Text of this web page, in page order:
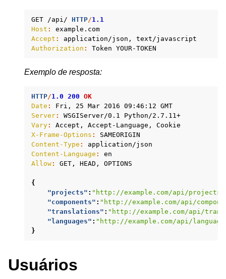
GET /api/ HTTP/1.1
Host :
example.com
Accept :
application/json, text/javascript
Authorization : Token YOUR-TOKEN
Exemplo de resposta:
HTTP/1.0 200 OK
Date :
Fri, 25 Mar 2016 09:46:12 GMT
Server:
WSGIServer/0.1 Python/2.7.11+
Vary:
Accept, Accept-Language, Cookie
X-Frame-Options :
SAMEORIGIN
Content-Type :
application/json
Content-Language :
en
Allow: GET, HEAD, OPTIONS
{
"projects" : "http://example.com/api/
"components" : "http://example.com/api/
"translations" : "http://example.com/api/
"languages" : "http://example.com/api/
}
Usuários